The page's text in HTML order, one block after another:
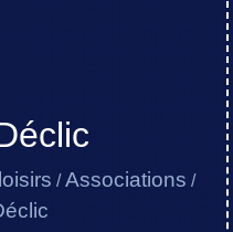
/Associations /